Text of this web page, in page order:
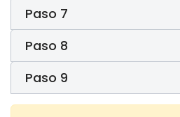
Paso 7
Paso 8
Paso 9